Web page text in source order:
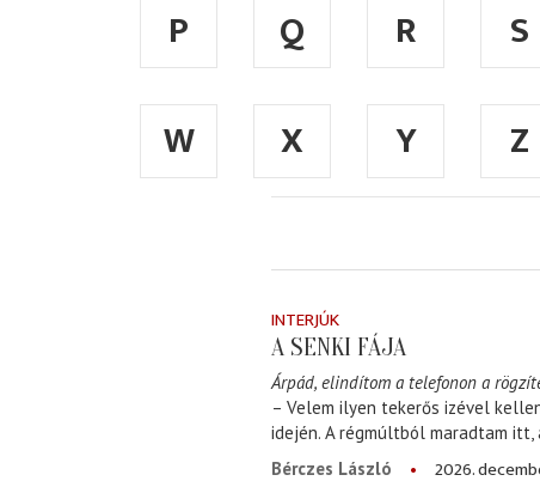
P
Q R S
W
X Y Z
INTERJÚK
A SENKI FÁJA
Árpád, elindítom a telefonon a
– Velem ilyen tekerős izével
idején. A régmúltból maradtam itt,
Bérczes László
2026.